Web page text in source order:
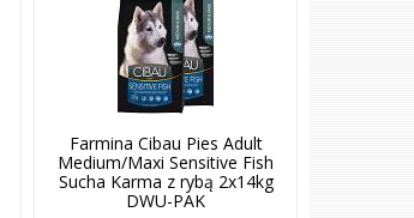
Farmina Cibau Pies Adult
Medium/Maxi Sensitive Fish
Sucha Karma z rybą 2x14kg
DWU-PAK